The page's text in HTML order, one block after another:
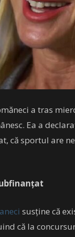
a tras
Ea a
că sportul are
susține că
că la